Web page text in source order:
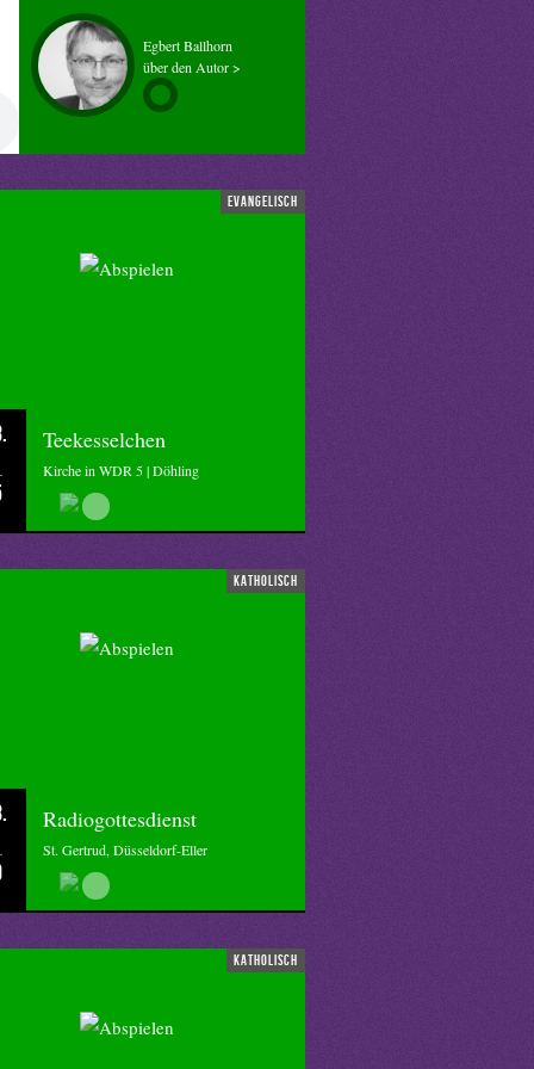
Egbert Ballhorn
über den Autor >
evangelisch
Teekesselchen
Kirche in WDR 5 | Döhling
katholisch
Radiogottesdienst
St. Gertrud, Düsseldorf-Eller
katholisch